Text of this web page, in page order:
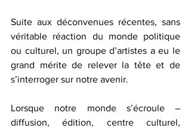
Suite aux déconvenues récentes, sans
véritable réaction du monde politique
ou culturel, un groupe d’artistes a eu le
grand mérite de relever la tête et de
s’interroger sur notre avenir.
Lorsque notre monde s’écroule –
diffusion, édition, centre culturel,